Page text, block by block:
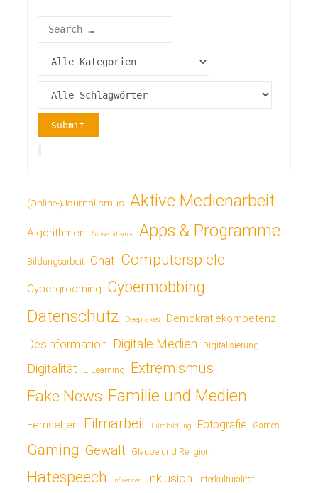
(Online-)Journalismus Aktive Medienarbeit
Algorithmen Antisemitismus Apps & Programme
Bildungsarbeit Chat Computerspiele
Cybergrooming Cybermobbing
Datenschutz Deepfakes Demokratiekompetenz
Desinformation Digitale Medien Digitalisierung
Digitalität E-Learning Extremismus
Fake News Familie und Medien
Fernsehen Filmarbeit Filmbildung Fotografie Games
Gaming Gewalt Glaube und Religion
Hatespeech Influencer Inklusion Interkulturalität